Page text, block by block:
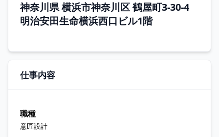
神奈川県 横浜市神奈川区 鶴屋町3-30-4
明治安田生命横浜西口ビル1階
仕事内容
職種
意匠設計